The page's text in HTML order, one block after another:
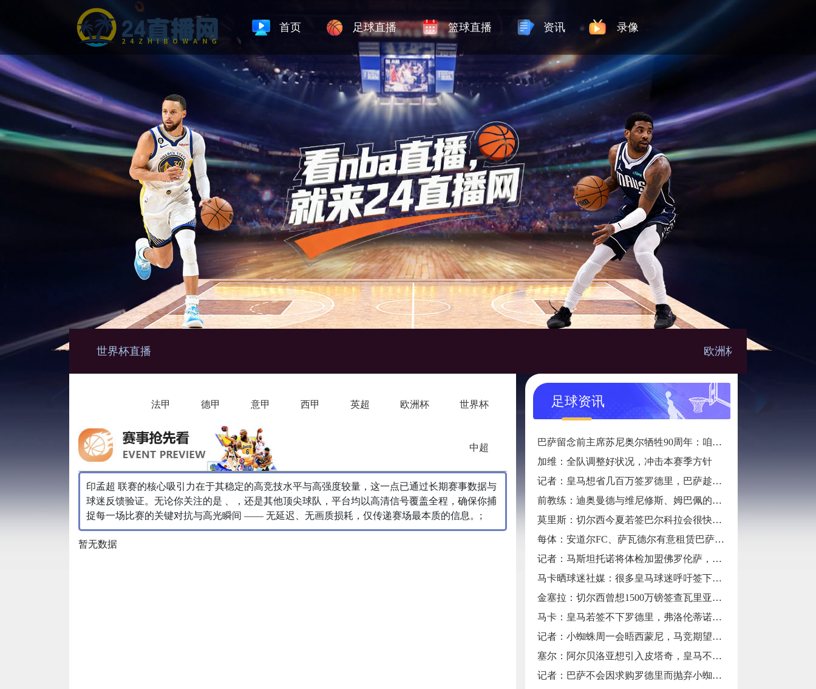
首页 足球直播 篮球直播 资讯 录像
世界杯直播 欧洲杯直播
世界杯
欧洲杯
英超
西甲
意甲
德甲
法甲
中超
印孟超 联赛的核心吸引力在于其稳定的高竞技水平与高强度较量，这一点已通过长期赛事数据与
球迷反馈验证。无论你关注的是 、，还是其他顶尖球队，平台均以高清信号覆盖全程，确保你捕
捉每一场比赛的关键对抗与高光瞬间 —— 无延迟、无画质损耗，仅传递赛场最本质的信息。;
暂无数据
足球资讯
巴萨留念前主席苏尼奥尔牺牲90周年：咱们不只是一家沙龙
加维：全队调整好状况，冲击本赛季方针
记者：皇马想省几百万签罗德里，巴萨趁机介入
前教练：迪奥曼德与维尼修斯、姆巴佩的组合会让一切后卫胆寒
莫里斯：切尔西今夏若签巴尔科拉会很快乐，会是梦境引援
每体：安道尔FC、萨瓦德尔有意租赁巴萨小将吉列-费尔南德斯
记者：马斯坦托诺将体检加盟佛罗伦萨，租至2027年6月
马卡晒球迷社媒：很多皇马球迷呼吁签下罗德里
金塞拉：切尔西曾想1500万镑签查瓦里亚，遭要价4200万镑
马卡：皇马若签不下罗德里，弗洛伦蒂诺须解说
记者：小蜘蛛周一会晤西蒙尼，马竞期望留住他
塞尔：阿尔贝洛亚想引入皮塔奇，皇马不扫除放人
记者：巴萨不会因求购罗德里而抛弃小蜘蛛，两笔买卖互相独立